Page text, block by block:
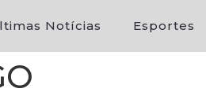
Notícias Esportes